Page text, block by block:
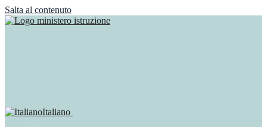
Salta al contenuto
Italiano